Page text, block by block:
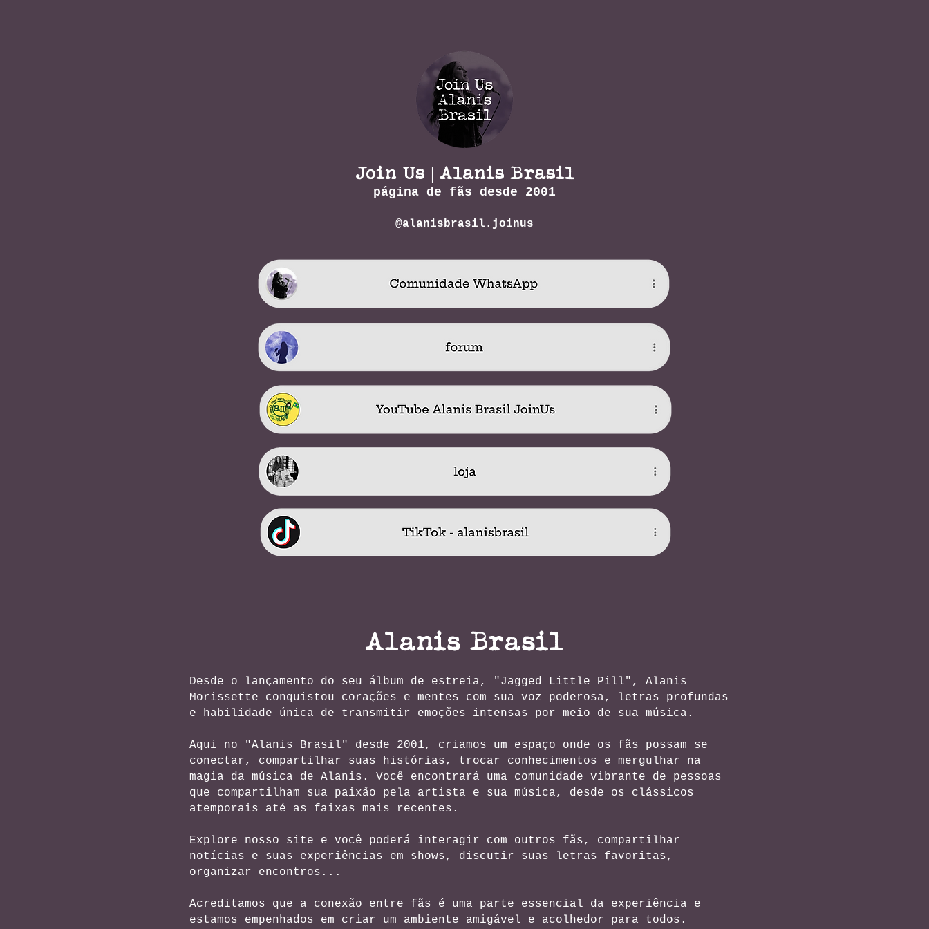
Join Us | Alanis Brasil
página de fãs desde 2001
@alanisbrasil.joinus
Alanis Brasil
Desde o lançamento do seu álbum de estreia, "Jagged Little Pill", Alanis
Morissette conquistou corações e mentes com sua voz poderosa, letras profundas
e habilidade única de transmitir emoções intensas por meio de sua música.
Aqui no "Alanis Brasil" desde 2001, criamos um espaço onde os fãs possam se
conectar, compartilhar suas histórias, trocar conhecimentos e mergulhar na
magia da música de Alanis. Você encontrará uma comunidade vibrante de pessoas
que compartilham sua paixão pela artista e sua música, desde os clássicos
atemporais até as faixas mais recentes.
Explore nosso site e você poderá interagir com outros fãs, compartilhar
notícias e suas experiências em shows, discutir suas letras favoritas,
organizar encontros...
Acreditamos que a conexão entre fãs é uma parte essencial da experiência e
estamos empenhados em criar um ambiente amigável e acolhedor para todos.